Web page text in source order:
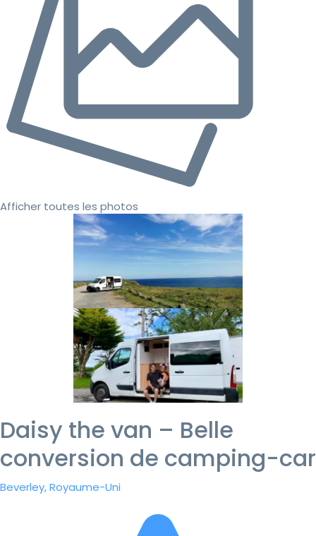
Afficher toutes les photos
Daisy the van – Belle
conversion de camping-car
Beverley, Royaume-Uni